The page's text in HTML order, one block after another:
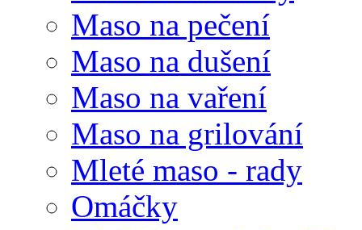
Maso na pečení
Maso na dušení
Maso na vaření
Maso na grilování
Mleté maso - rady
Omáčky